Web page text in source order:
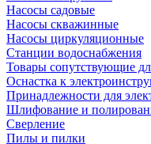
Насосы садовые
Насосы скважинные
Насосы циркуляционные
Станции водоснабжения
Товары сопутствующие
Оснастка к
Принадлежности для
Шлифование и
Сверление
Пилы и пилки